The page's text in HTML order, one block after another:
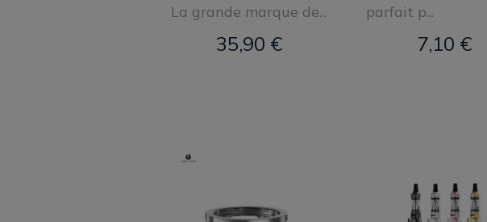
La grande marque de...
35,90 €
parfait p...
7,10 €